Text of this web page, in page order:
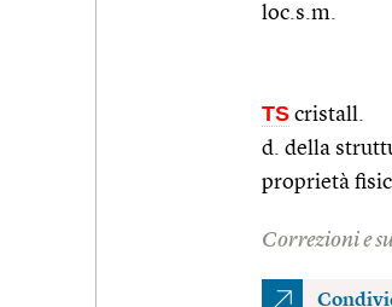
loc.s.m.
TS cristall.
d. della
proprietà
Correzioni e